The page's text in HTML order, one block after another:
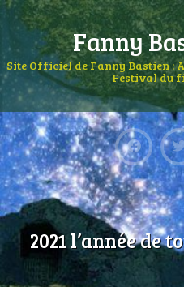
Fanny
Site Officiel de Fanny Bastien :
Festival du
2021 l’année de